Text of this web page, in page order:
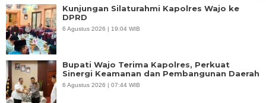
Kunjungan Silaturahmi Kapolres Wajo ke
DPRD
6 Agustus 2026 | 19:04 WIB
Bupati Wajo Terima Kapolres, Perkuat
Sinergi Keamanan dan Pembangunan Daerah
6 Agustus 2026 | 07:44 WIB